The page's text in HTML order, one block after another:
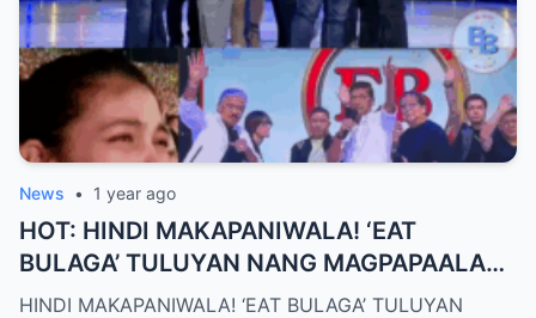
News • 1 year ago
HOT: HINDI MAKAPANIWALA! ‘EAT
BULAGA’ TULUYAN NANG MAGPAPAALAM
– MGA TAGAHANGA, LABIS ANG LUNGKOT
HINDI MAKAPANIWALA! ‘EAT BULAGA’ TULUYAN